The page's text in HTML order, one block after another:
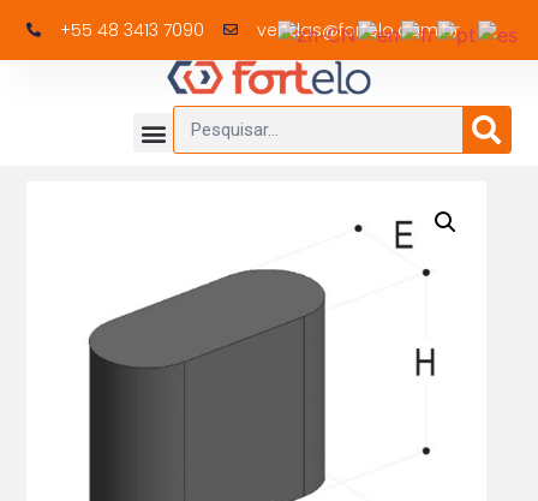
+55 48 3413 7090 vendas@fortelo.com.br